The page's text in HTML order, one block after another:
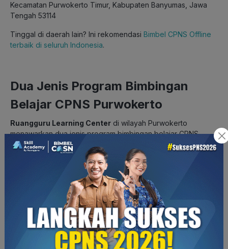
Kecamatan Purwokerto Timur, Kabupaten Banyumas, Jawa
Tengah 53114
Tinggal di daerah lain? Ini rekomendasi Bimbel CPNS Offline
terbaik di seluruh Indonesia.
Dua Jenis Program Bimbingan
Belajar CPNS Purwokerto
Ruangguru Learning Center di wilayah Purwokerto
menawarkan dua jenis program bimbingan belajar CPNS,
yaitu Program Intensive dan Program Regular.
Program Intensive terdiri dari 12 sesi tatap muka langsung
dengan setiap sesi berlangsung selama 2 jam.
Selain itu, peserta juga mendapatkan 12 kali
dan
latihan soal.
Sementara itu, peserta Program Regular akan mendapatkan 6
sesi belajar tatap muka secara
offline dengan total sesi
secara keseluruhan berlangsung sampai dengan 25+ jam.
Peserta Program Regular juga akan mendapatkan 12 kali